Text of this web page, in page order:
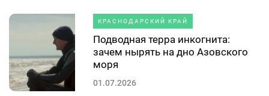
КРАСНОДАРСКИЙ КРАЙ
Подводная терра инкогнита:
зачем нырять на дно Азовского
моря
01.07.2026